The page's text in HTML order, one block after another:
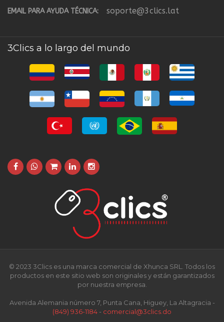
EMAIL PARA AYUDA TÉCNICA:
soporte@3clics.lat
3Clics a lo largo del mundo
© 2023 3Clics es una marca comercial de Xhunca SRL. Todos los
productos en este sitio web son originales y están garantizados
por nuestra empresa.
Avenida Alemania número 7, Punta Cana, Higuey, La Altagracia -
(849) 936-1184 - comercial@3clics.do